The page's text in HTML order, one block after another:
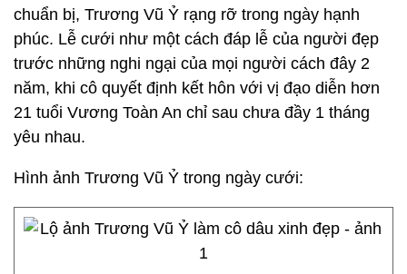
chuẩn bị, Trương Vũ Ỷ rạng rỡ trong ngày hạnh
phúc. Lễ cưới như một cách đáp lễ của người đẹp
trước những nghi ngại của mọi người cách đây 2
năm, khi cô quyết định kết hôn với vị đạo diễn hơn
21 tuổi Vương Toàn An chỉ sau chưa đầy 1 tháng
yêu nhau.
Hình ảnh Trương Vũ Ỷ trong ngày cưới: